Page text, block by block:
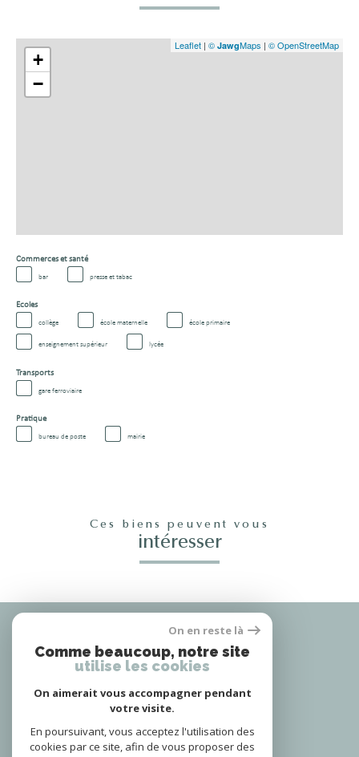
+
−
Leaflet | © JawgMaps | © OpenStreetMap
Commerces et santé
bar presse et tabac
Ecoles
collège école maternelle école primaire
enseignement supérieur lycée
Transports
gare ferroviaire
Pratique
bureau de poste mairie
Ces biens peuvent vous
intéresser
adhérons
Nous
suivre
On en reste là
Comme beaucoup, notre site
utilise les cookies
On aimerait vous accompagner pendant
votre visite.
En poursuivant, vous acceptez l'utilisation des
cookies par ce site, afin de vous proposer des